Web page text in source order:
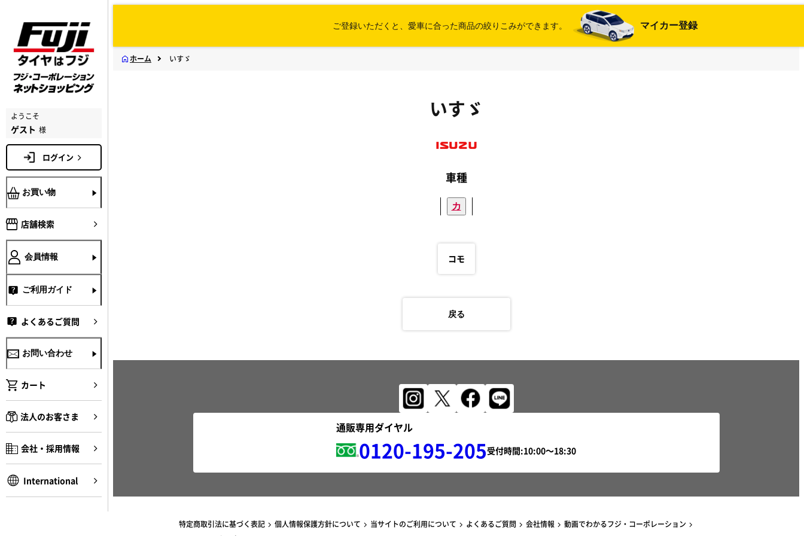
ようこそ
ゲスト 様
ログイン
お買い物
店舗検索
会員情報
ご利用ガイド
よくあるご質問
お問い合わせ
カート
法人のお客さま
会社・採用情報
International
ご登録いただくと、愛車に合った商品の絞りこみができます。 マイカー登録
ホーム いすゞ
いすゞ
車種
カ
コモ
戻る
通販専用ダイヤル
0120-195-205受付時間:
特定商取引法に基づく表記 個人情報保護方針について 当サイトのご利用について よくあるご質問 会社情報
動画でわかるフジ・コーポレーション